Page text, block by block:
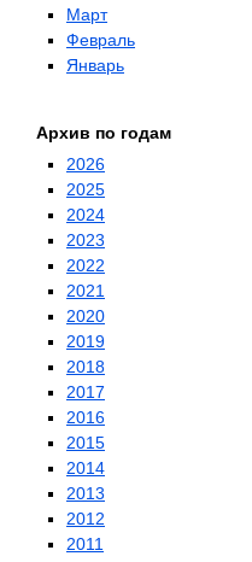
Март
Февраль
Январь
Архив по годам
2026
2025
2024
2023
2022
2021
2020
2019
2018
2017
2016
2015
2014
2013
2012
2011